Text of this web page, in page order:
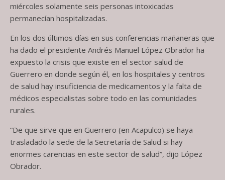
miércoles solamente seis personas intoxicadas
permanecían hospitalizadas.
En los dos últimos días en sus conferencias mañaneras que
ha dado el presidente Andrés Manuel López Obrador ha
expuesto la crisis que existe en el sector salud de
Guerrero en donde según él, en los hospitales y centros
de salud hay insuficiencia de medicamentos y la falta de
médicos especialistas sobre todo en las comunidades
rurales.
“De que sirve que en Guerrero (en Acapulco) se haya
trasladado la sede de la Secretaría de Salud si hay
enormes carencias en este sector de salud”, dijo López
Obrador.